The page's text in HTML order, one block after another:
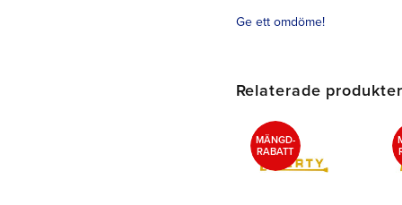
Ge ett omdöme!
Relaterade produkter
MÄNGD-
RABATT